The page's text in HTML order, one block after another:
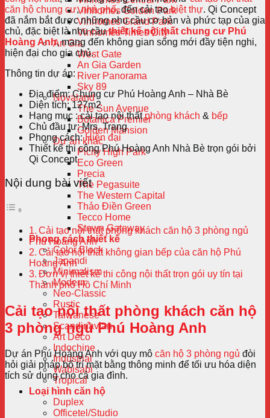
Vinhomes Golden Park
Vinhomes Grand Park
Vinhomes Times City
An Gia
West Gate
An Gia Garden
River Panorama
Sky 89
Novaland
The Sun Avenue
Botanica Premier
Golden Mansion
Dự án khác
Picity High Park
Eco Green
Precia
The Pegasuite
The Western Capital
Thảo Điền Green
Tecco Home
Stown Gateway
Phong cách thiết kế
Color Block
Japandi
Minimalism
Modern
Neo-Classic
Rustic
Taiwanese
Scandinavian
Art Deco
Indochine
Industrial
Wabisabi
Tropical
Loại hình căn hộ
Duplex
Officetel/Studio
căn hộ chung cư,nhà phố, đến cải tạobiệt thự. Qi Concept
đã nắm bắt được những nhu cầu cơ bản và phức tạp của gia
chủ, đặc biệt là nhu cầuthiết kế nội thất chung cư Phú
Hoàng Anh, mang đến không gian sống mới đầy tiện nghi,
hiện đại cho gia chủ.
Thông tin dự án:
Địa điểm: Chung cư Phú Hoàng Anh – Nhà Bè
Diện tích: 127m2
Hạng mục : cải tạo nội thấtphòng khách & bếp
Chủ đầu tư: Mrs. Trang
Phong cách:Hiện đại
Thiết kế thi công Phú Hoàng Anh Nhà Bè trọn gói bởi
Qi Concept
Nội dung bài viết
Cải tạo nội thất phòng khách căn hộ 3 phòng ngủ
Phú Hoàng Anh
Cải tạo nội thất không gian bếp của căn hộ Phú
Hoàng Anh
Đơn vị thiết kế thi công nội thất trọn gói uy tín tại
Thành phố Hồ Chí Minh
Cải tạo nội thất phòng khách căn hộ
3 phòng ngủ Phú Hoàng Anh
Dự án Phú Hoàng Anh với quy mô căn hộ 3 phòng ngủ đòi
hỏi giải pháp bố trí mặt bằng thông minh để tối ưu hóa diện
tích sử dụng cho cả gia đình.